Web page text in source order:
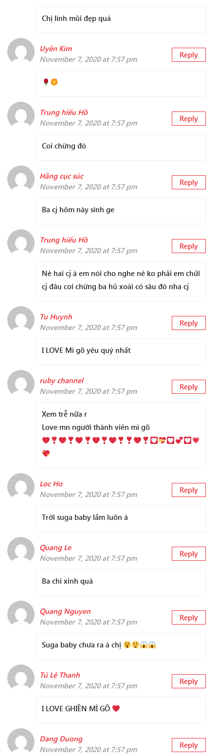
Chị linh mũi đẹp quá
Uyên Kim
November 7, 2020 at 7:57 pm
Reply
Trung hiếu Hồ
November 7, 2020 at 7:57 pm
Reply
Coi chừng đó
Hằng cục súc
November 7, 2020 at 7:57 pm
Reply
Ba cj hôm này sinh ge
Trung hiếu Hồ
November 7, 2020 at 7:57 pm
Reply
Nè hai cj à em nói cho nghe nè ko phải em chửi
cj đâu coi chừng ba hủ xoài có sâu đó nha cj
Tu Huynh
November 7, 2020 at 7:57 pm
Reply
I LOVE Mì gõ yêu quý nhất
ruby channel
November 7, 2020 at 7:57 pm
Reply
Xem trễ nữa r
Love mn người thành viên mì gõ
Loc Ho
November 7, 2020 at 7:57 pm
Reply
Trời suga baby lắm luôn á
Quang Le
November 7, 2020 at 7:57 pm
Reply
Ba chi xinh quá
Quang Nguyen
November 7, 2020 at 7:57 pm
Reply
Suga baby chưa ra à chị
Tú Lê Thanh
November 7, 2020 at 7:57 pm
Reply
I LOVE GHIỀN MÌ GÕ
Dang Duong
November 7, 2020 at 7:57 pm
Reply